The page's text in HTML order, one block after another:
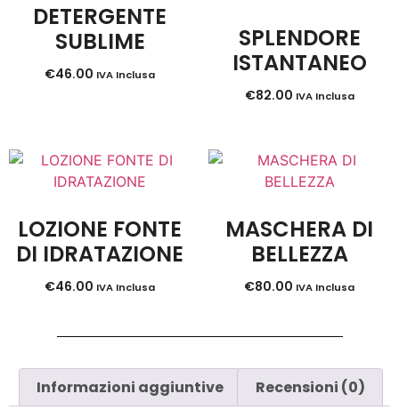
DETERGENTE
SUBLIME
€46.00 IVA Inclusa
SPLENDORE
ISTANTANEO
€82.00 IVA Inclusa
LOZIONE FONTE
DI IDRATAZIONE
€46.00 IVA Inclusa
MASCHERA DI
BELLEZZA
€80.00 IVA Inclusa
Informazioni aggiuntive Recensioni (0)